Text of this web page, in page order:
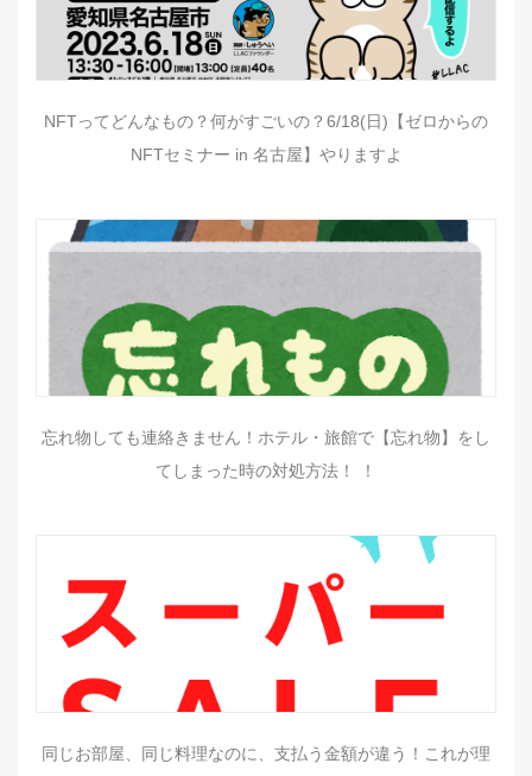
NFTってどんなもの？何がすごいの？6/18(日)【ゼロからの
NFTセミナー in 名古屋】やりますよ
忘れ物しても連絡きません！ホテル・旅館で【忘れ物】をし
てしまった時の対処方法！ ！
同じお部屋、同じ料理なのに、支払う金額が違う！これが理